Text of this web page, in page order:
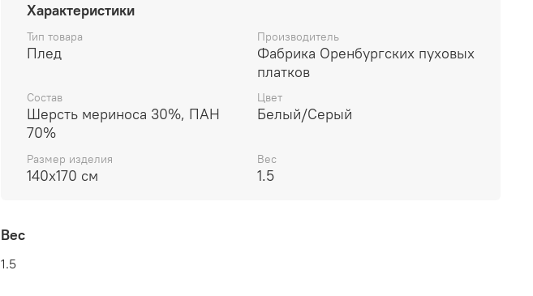
Характеристики
Тип товара
Плед
Производитель
Фабрика Оренбургских пуховых
платков
Состав
Шерсть мериноса 30%, ПАН
70%
Цвет
Белый/Серый
Размер изделия
140x170 см
Вес
1.5
Вес
1.5